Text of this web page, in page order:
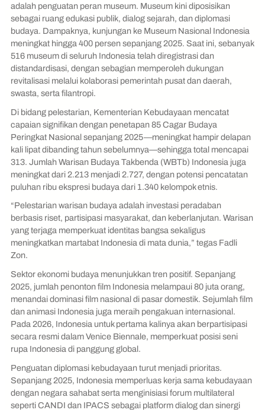
adalah penguatan peran museum. Museum kini diposisikan
sebagai ruang edukasi publik, dialog sejarah, dan diplomasi
budaya. Dampaknya, kunjungan ke Museum Nasional Indonesia
meningkat hingga 400 persen sepanjang 2025. Saat ini, sebanyak
516 museum di seluruh Indonesia telah diregistrasi dan
distandardisasi, dengan sebagian memperoleh dukungan
revitalisasi melalui kolaborasi pemerintah pusat dan daerah,
swasta, serta filantropi.
Di bidang pelestarian, Kementerian Kebudayaan mencatat
capaian signifikan dengan penetapan 85 Cagar Budaya
Peringkat Nasional sepanjang 2025—meningkat hampir delapan
kali lipat dibanding tahun sebelumnya—sehingga total mencapai
313. Jumlah Warisan Budaya Takbenda (WBTb) Indonesia juga
meningkat dari 2.213 menjadi 2.727, dengan potensi pencatatan
puluhan ribu ekspresi budaya dari 1.340 kelompok etnis.
“Pelestarian warisan budaya adalah investasi peradaban
berbasis riset, partisipasi masyarakat, dan keberlanjutan. Warisan
yang terjaga memperkuat identitas bangsa sekaligus
meningkatkan martabat Indonesia di mata dunia,” tegas Fadli
Zon.
Sektor ekonomi budaya menunjukkan tren positif. Sepanjang
2025, jumlah penonton film Indonesia melampaui 80 juta orang,
menandai dominasi film nasional di pasar domestik. Sejumlah film
dan animasi Indonesia juga meraih pengakuan internasional.
Pada 2026, Indonesia untuk pertama kalinya akan berpartisipasi
secara resmi dalam Venice Biennale, memperkuat posisi seni
rupa Indonesia di panggung global.
Penguatan diplomasi kebudayaan turut menjadi prioritas.
Sepanjang 2025, Indonesia memperluas kerja sama kebudayaan
dengan negara sahabat serta menginisiasi forum multilateral
seperti CANDI dan IPACS sebagai platform dialog dan sinergi